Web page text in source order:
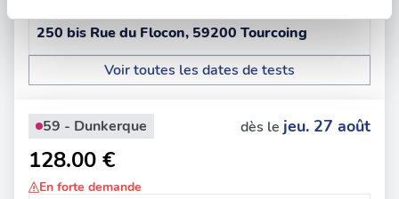
Les cookies nous permettent de personnaliser le contenu
et les annonces, d'offrir des fonctionnalités relatives aux
médias sociaux et d'analyser notre trafic. Nous
partageons également des informations sur l'utilisation de
publicité et d'analyse, qui peuvent combiner celles-ci
ou qu'ils ont collectées lors de votre utilisation de leurs
services.
Adresse
250 bis Rue du Flocon, 59200 Tourcoing
Voir toutes les dates de tests
59 - Dunkerque dès le jeu. 27 août
128.00 €
En forte demande